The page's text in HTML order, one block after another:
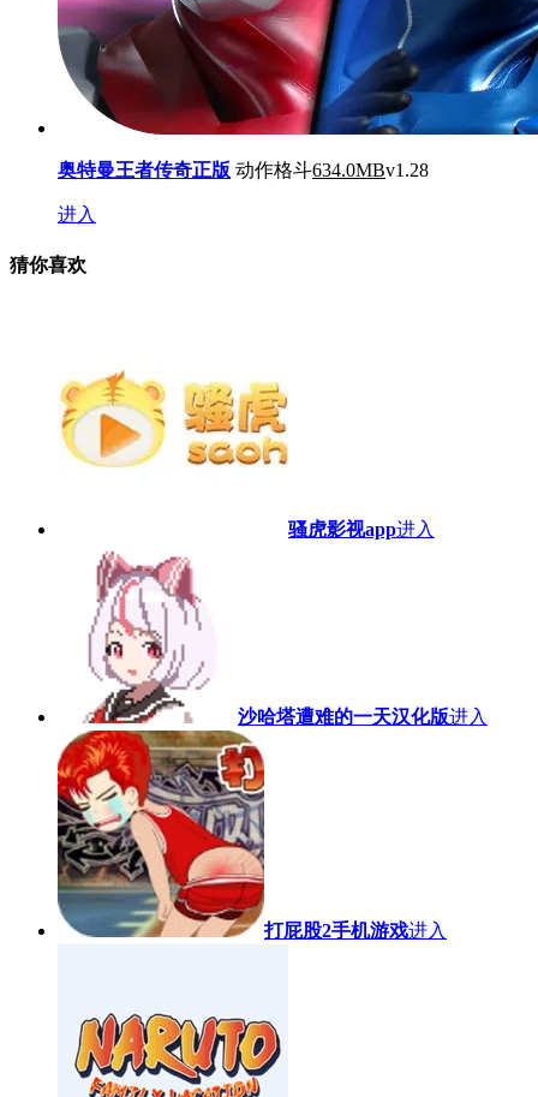
奥特曼王者传奇正版 动作格斗634.0MBv1.28
进入
猜你喜欢
骚虎影视app进入
沙哈塔遭难的一天汉化版进入
打屁股2手机游戏进入